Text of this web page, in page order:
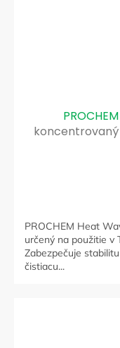
PROCHEM Heat
určený na použitie v
Zabezpečuje
čistiacu...